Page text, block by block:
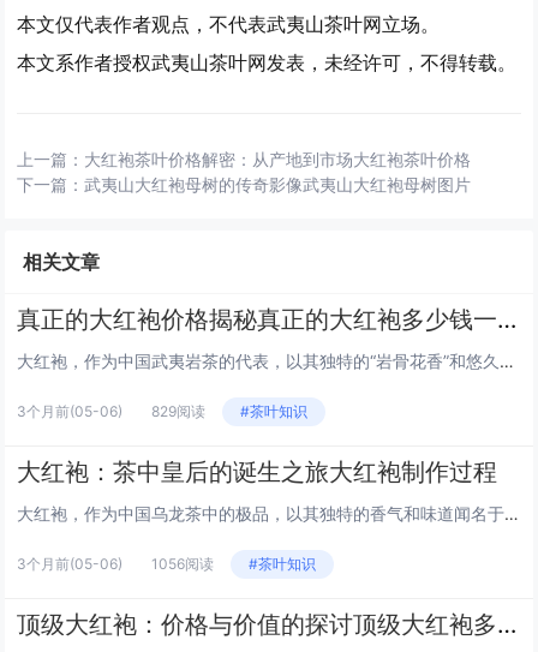
本文仅代表作者观点，不代表武夷山茶叶网立场。
本文系作者授权武夷山茶叶网发表，未经许可，不得转载。
上一篇： 大红袍茶叶价格解密：从产地到市场大红袍茶叶价格
下一篇：武夷山大红袍母树的传奇影像武夷山大红袍母树图片
相关文章
真正的大红袍价格揭秘真正的大红袍多少钱一斤
大红袍，作为中国武夷岩茶的代表，以其独特的“岩骨花香”和悠久的历史闻名于世。然而，市场上大红袍的价格参差不齐，从几十元...
3个月前(05-06) 829阅读 #茶叶知识
大红袍：茶中皇后的诞生之旅大红袍制作过程
大红袍，作为中国乌龙茶中的极品，以其独特的香气和味道闻名于世。这种茶叶产自福建省武夷山，被誉为“茶中皇后”。下面，我们...
3个月前(05-06) 1056阅读 #茶叶知识
顶级大红袍：价格与价值的探讨顶级大红袍多少钱一斤